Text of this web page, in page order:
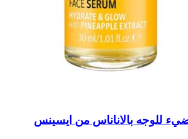
للوجه بالاناناس من ايسينس